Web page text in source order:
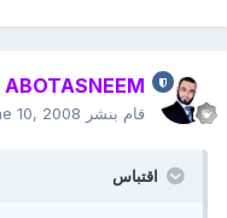
ABOTASNEEM
قام بنشر 10, 2008
اقتباس